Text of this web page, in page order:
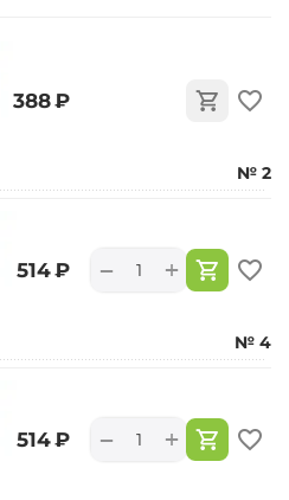
‍388‍ ₽
№ 2
‍514‍ ₽ +
−
№ 4
‍514‍ ₽ +
−